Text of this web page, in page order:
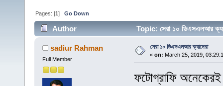
Pages: [1]Go Down
Author Topic: সেরা ১০ ডিএসএলআর
sadiur Rahman
Full Member
সেরা ১০ ডিএসএলআর ক্যামেরা
« on: March 25, 2019,
ফটোগ্রাফি